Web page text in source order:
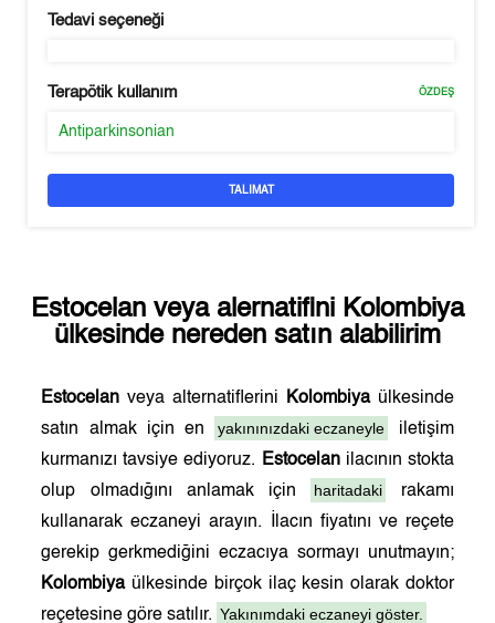
Tedavi seçeneği
Terapötik kullanım ÖZDEŞ
Antiparkinsonian
TALIMAT
Estocelan veya alernatifini Kolombiya
ülkesinde nereden satın alabilirim
Estocelan veya alternatiflerini Kolombiyaülkesinde
satın almak için en
yakınınızdaki eczaneyle
iletişim
kurmanızı tavsiye ediyoruz.
Estocelanilacının stokta
olup olmadığını anlamak için
haritadaki
rakamı
kullanarak eczaneyi arayın. İlacın fiyatını ve reçete
gerekip gerkmediğini eczacıya sormayı unutmayın;
Kolombiyaülkesinde birçok ilaç kesin olarak doktor
reçetesine göre satılır. Yakınımdaki eczaneyi göster.